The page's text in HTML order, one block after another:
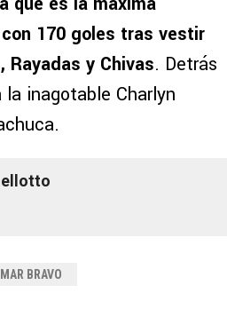
170 goles tras vestir
y Chivas. Detrás
inagotable Charlyn
BRAVO